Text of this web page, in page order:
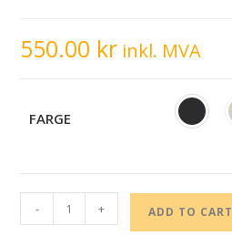
550.00 kr inkl. MVA
FARGE
- + ADD TO CART